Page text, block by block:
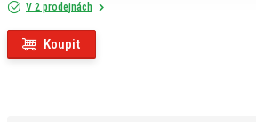
V 2 prodejnách
Koupit